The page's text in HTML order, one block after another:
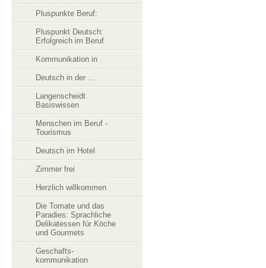
Pluspunkte Beruf:
Pluspunkt Deutsch:
Erfolgreich im Beruf
Kommunikation in
Deutsch in der ...
Langenscheidt
Basiswissen
Menschen im Beruf -
Tourismus
Deutsch im Hotel
Zimmer frei
Herzlich willkommen
Die Tomate und das
Paradies: Sprachliche
Delikatessen für Köche
und Gourmets
Geschafts-
kommunikation